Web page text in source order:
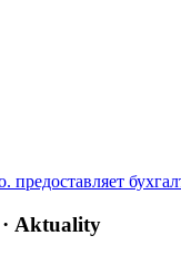
Aktuality